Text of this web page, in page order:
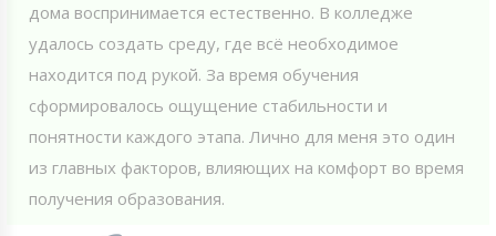
дома воспринимается естественно. В колледже
удалось создать среду, где всё необходимое
находится под рукой. За время обучения
сформировалось ощущение стабильности и
понятности каждого этапа. Лично для меня это один
из главных факторов, влияющих на комфорт во время
получения образования.